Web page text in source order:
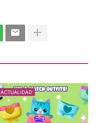
ACTUALIDAD